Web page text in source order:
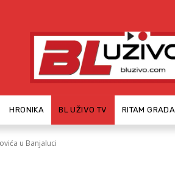
HRONIKA BL UŽIVO TV RITAM GRADA
u Banjaluci